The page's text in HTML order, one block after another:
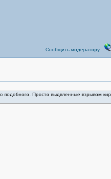
Сообщить модератору
подобного. Просто выдвленные взрывом